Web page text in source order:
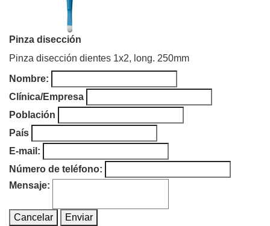
Pinza disección
Pinza disección dientes 1x2, long. 250mm
Nombre:
Clínica/Empresa
Población
País
E-mail:
Número de teléfono:
Mensaje:
Cancelar
Enviar